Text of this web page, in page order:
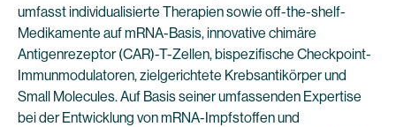
umfasst individualisierte Therapien sowie off-the-shelf-
Medikamente auf mRNA-Basis, innovative chimäre
Antigenrezeptor (CAR)-T-Zellen, bispezifische Checkpoint-
Immunmodulatoren, zielgerichtete Krebsantikörper und
Small Molecules. Auf Basis seiner umfassenden Expertise
bei der Entwicklung von mRNA-Impfstoffen und